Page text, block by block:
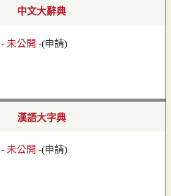
中文大辭典
- 未公開 -(申請)
漢語大字典
- 未公開 -(申請)